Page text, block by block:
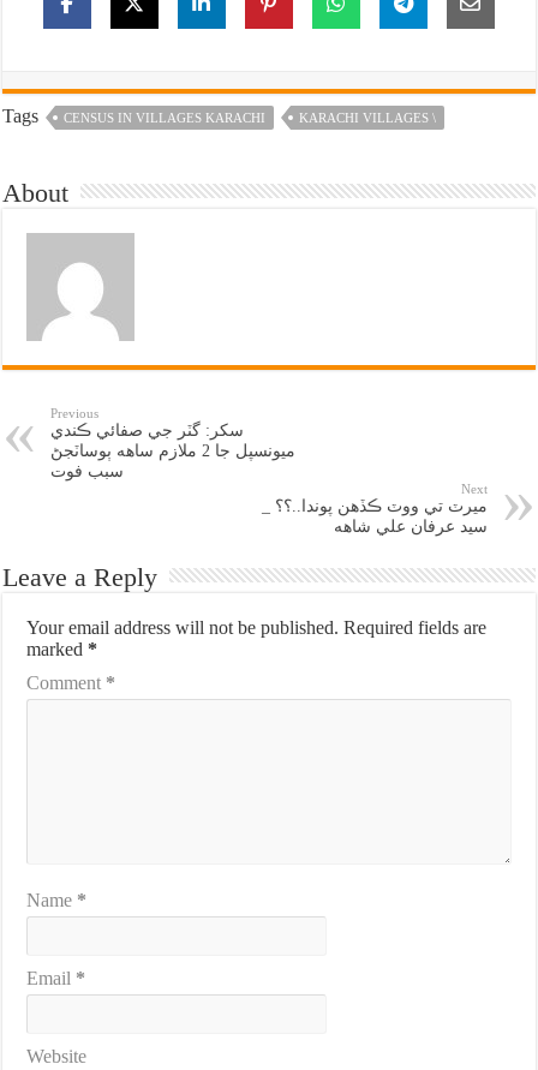
Tags CENSUS IN VILLAGES KARACHI KARACHI VILLAGES \
About
Previous
سکر: گٽر جي صفائي ڪندي
ميونسپل جا 2 ملازم ساهه ٻوساٽجڻ
سبب فوت
Next
ميرٽ تي ووٽ ڪڏهن پوندا..؟؟ _
سيد عرفان علي شاهه
Leave a Reply
Your email address will not be published. Required fields are
marked *
Comment *
Name *
Email *
Website